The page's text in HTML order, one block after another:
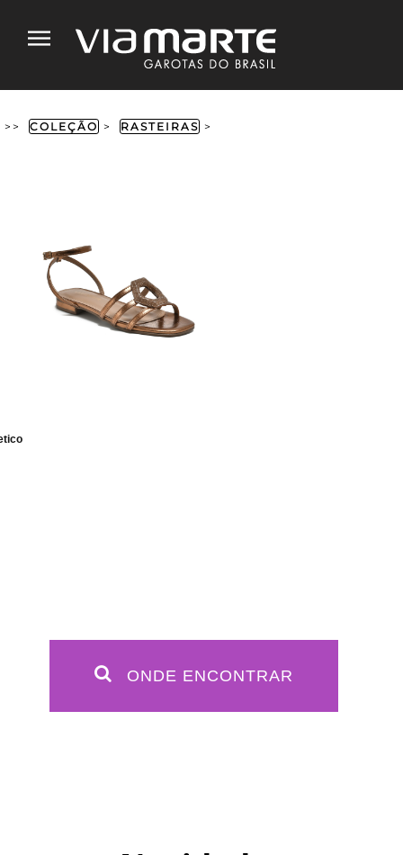
>> COLEÇÃO > RASTEIRAS >
ONDE ENCONTRAR